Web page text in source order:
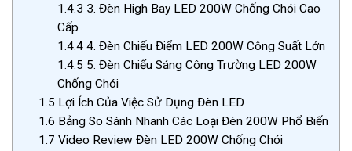
1.4.3 3. Đèn High Bay LED 200W Chống Chói Cao
Cấp
1.4.44. Đèn Chiếu Điểm LED 200W Công Suất Lớn
1.4.5 5. Đèn Chiếu Sáng Công Trường LED 200W
Chống Chói
1.5 Lợi Ích Của Việc Sử Dụng Đèn LED
1.6 Bảng So Sánh Nhanh Các Loại Đèn 200W Phổ Biến
1.7 Video Review Đèn LED 200W Chống Chói